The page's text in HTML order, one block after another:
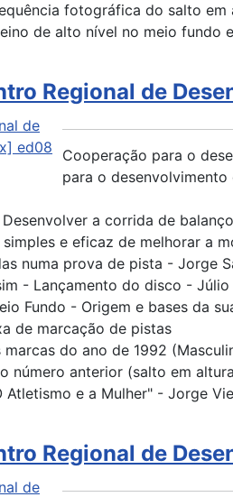
fotográfica do salto em
de alto nível no meio fundo
Regional de
Cooperação para o
para o
a corrida de
e eficaz de melhorar a
numa prova de pista - Jorge
- Lançamento do disco - Júlio
Fundo - Origem e bases da
de marcação de pistas
do ano de 1992
número anterior (salto em
Atletismo e a Mulher" - Jorge
Regional de